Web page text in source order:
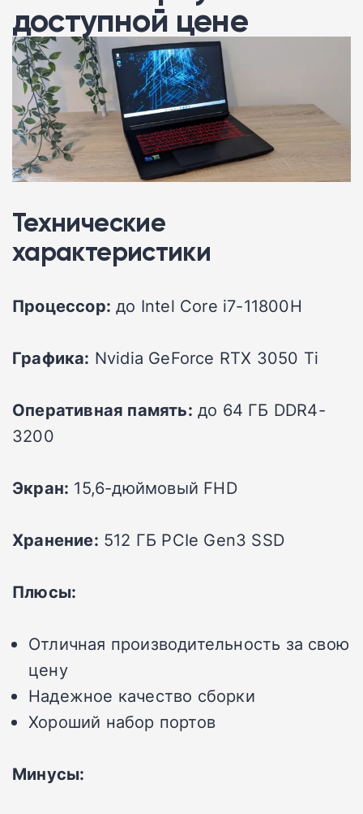
доступной цене
Технические
характеристики
Процессор: до Intel Core i7-11800H
Графика: Nvidia GeForce RTX 3050 Ti
Оперативная память: до 64 ГБ DDR4-
3200
Экран: 15,6-дюймовый FHD
Хранение: 512 ГБ PCIe Gen3 SSD
Плюсы:
Отличная производительность за свою
цену
Надежное качество сборки
Хороший набор портов
Минусы: